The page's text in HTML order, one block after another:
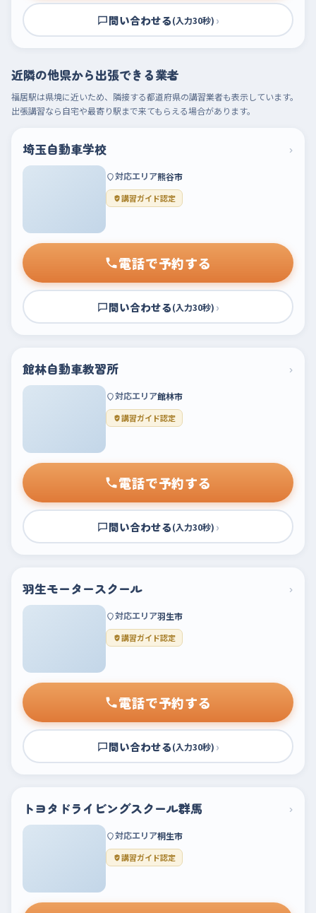
問い合わせる(入力30秒) ›
近隣の他県から出張できる業者
福居駅は県境に近いため、隣接する都道府県の講習業者も表示しています。
出張講習なら自宅や最寄り駅まで来てもらえる場合があります。
埼玉自動車学校 ›
対応エリア熊谷市
講習ガイド認定
電話で予約する
問い合わせる(入力30秒) ›
館林自動車教習所 ›
対応エリア館林市
講習ガイド認定
電話で予約する
問い合わせる(入力30秒) ›
羽生モータースクール ›
対応エリア羽生市
講習ガイド認定
電話で予約する
問い合わせる(入力30秒) ›
トヨタドライビングスクール群馬 ›
対応エリア桐生市
講習ガイド認定